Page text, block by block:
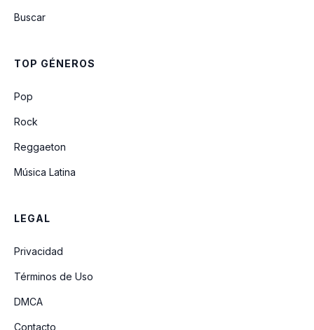
Buscar
TOP GÉNEROS
Pop
Rock
Reggaeton
Música Latina
LEGAL
Privacidad
Términos de Uso
DMCA
Contacto